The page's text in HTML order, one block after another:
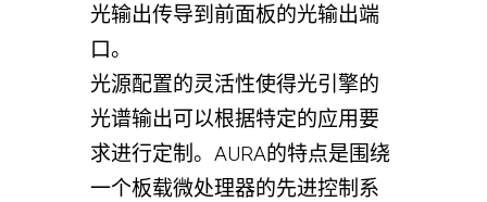
光输出传导到前面板的光输出端
口。
光源配置的灵活性使得光引擎的
光谱输出可以根据特定的应用要
求进行定制。AURA的特点是围绕
一个板载微处理器的先进控制系